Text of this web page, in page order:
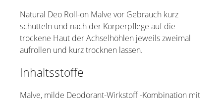
Natural Deo Roll-on Malve vor Gebrauch kurz
schütteln und nach der Körperpflege auf die
trockene Haut der Achselhöhlen jeweils zweimal
aufrollen und kurz trocknen lassen.
Inhaltsstoffe
Malve, milde Deodorant-Wirkstoff -Kombination mit